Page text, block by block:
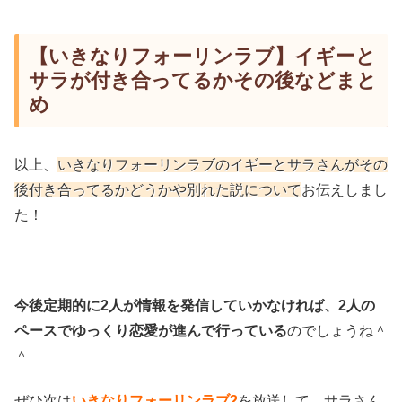
【いきなりフォーリンラブ】イギーと
サラが付き合ってるかその後などまと
め
以上、 いきなりフォーリンラブのイギーとサラさんがその
後付き合ってるかどうかや別れた説についてお伝えしまし
た！
今後定期的に2人が情報を発信していかなければ、2人の
ペースでゆっくり恋愛が進んで行っているのでしょうね＾
＾